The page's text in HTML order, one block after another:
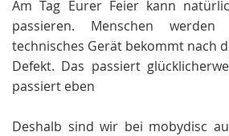
Am Tag Eurer Feier kann
passieren. Menschen
technisches Gerät bekommt nach
Defekt. Das passiert
passiert eben
Deshalb sind wir bei mobydisc